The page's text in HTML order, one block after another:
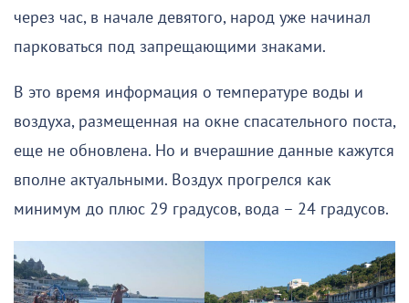
через час, в начале девятого, народ уже начинал
парковаться под запрещающими знаками.
В это время информация о температуре воды и
воздуха, размещенная на окне спасательного поста,
еще не обновлена. Но и вчерашние данные кажутся
вполне актуальными. Воздух прогрелся как
минимум до плюс 29 градусов, вода – 24 градусов.